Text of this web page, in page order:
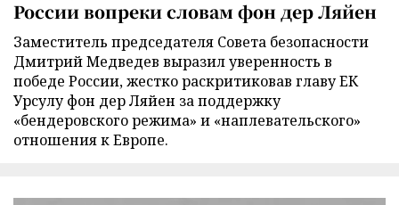
России вопреки словам фон дер Ляйен
Заместитель председателя Совета безопасности
Дмитрий Медведев выразил уверенность в
победе России, жестко раскритиковав главу ЕК
Урсулу фон дер Ляйен за поддержку
«бендеровского режима» и «наплевательского»
отношения к Европе.